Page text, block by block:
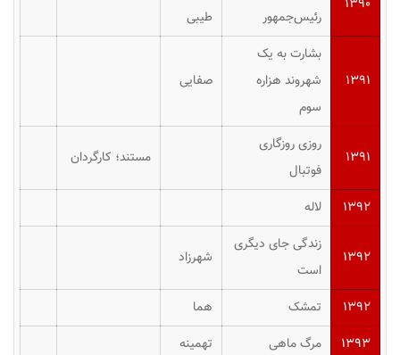
رئیس‌جمهور
طیبی
۱۳۹۱
بشارت به یک
شهروند هزاره
سوم
صفایی
۱۳۹۱
روزی روزگاری
فوتبال
مستند؛ کارگردان
۱۳۹۲ لاله
۱۳۹۲
زندگی جای دیگری
است
شهرزاد
۱۳۹۲ تمشک
هما
۱۳۹۳
مرگ ماهی تهمینه